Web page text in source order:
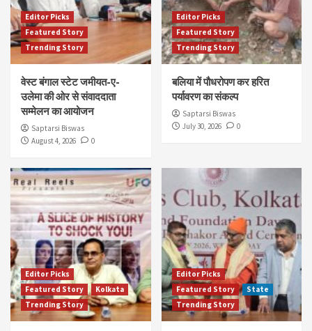
Editor Picks
Featured Story
Trending Story
वेस्ट बंगाल स्टेट जमीयत-ए-
उलेमा की ओर से संवाददाता
सम्मेलन का आयोजन
Saptarsi Biswas
August 4, 2026
0
Editor Picks
Featured Story
Trending Story
बलिया में पौधरोपण कर हरित
पर्यावरण का संकल्प
Saptarsi Biswas
July 30, 2026
0
Editor Picks
Featured Story
Kolkata
Trending Story
Editor Picks
Featured Story
State
Trending Story